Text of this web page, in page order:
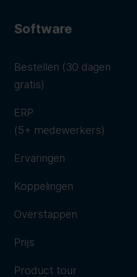
Software
Bestellen (30 dagen
gratis)
ERP
(5+ medewerkers)
Ervaringen
Koppelingen
Overstappen
Prijs
Product tour